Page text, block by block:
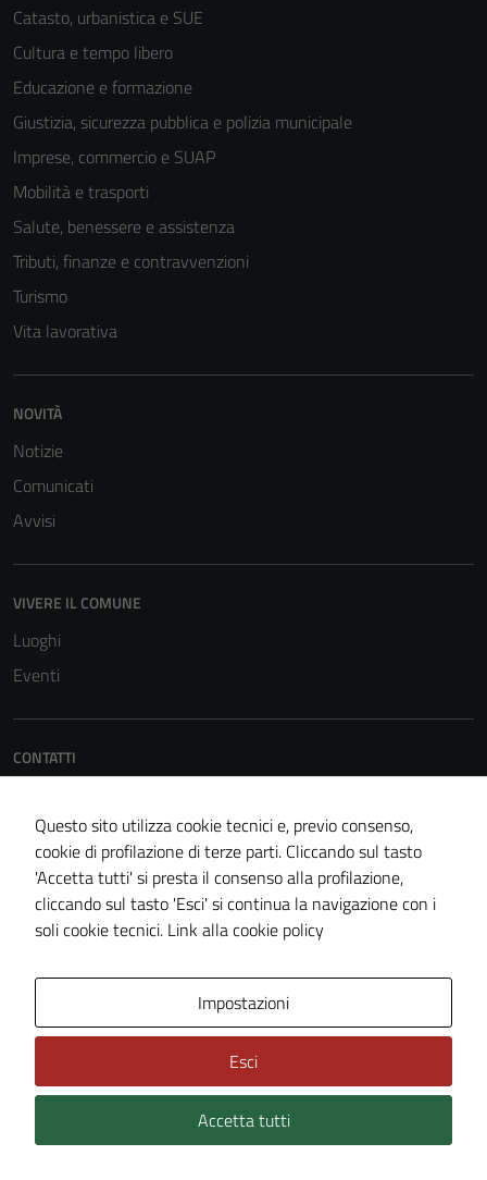
Catasto, urbanistica e SUE
Cultura e tempo libero
Educazione e formazione
Giustizia, sicurezza pubblica e polizia municipale
Imprese, commercio e SUAP
Mobilità e trasporti
Salute, benessere e assistenza
Tributi, finanze e contravvenzioni
Turismo
Vita lavorativa
NOVITÀ
Notizie
Comunicati
Avvisi
VIVERE IL COMUNE
Luoghi
Eventi
CONTATTI
Piazza Municipio, 11 85050, Sarconi (PZ)
Codice fiscale / P. IVA: 81000030767 - 00250580768
Email:comunesarconi@rete.basilicata.it
PEC:comune.sarconi@cert.ruparbasilicata.it
IBAN: IT92Q0706676590000000554035
Conto corrente postale n. 14370852
Prenotazione appuntamento
Questo sito utilizza cookie tecnici e, previo consenso,
cookie di profilazione di terze parti. Cliccando sul tasto
'Accetta tutti' si presta il consenso alla profilazione,
cliccando sul tasto 'Esci' si continua la navigazione con i
soli cookie tecnici. Link alla cookie policy
Impostazioni
Esci
Accetta tutti